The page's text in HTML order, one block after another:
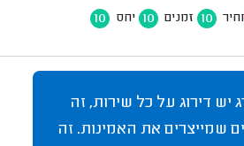
10 זמנים 10 יחס 10
יש דירוג על כל שירות, זה
שמייצרים את האמינות. זה